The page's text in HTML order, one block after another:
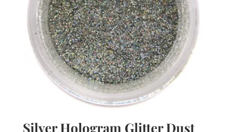
Silver Hologram Glitter Dust